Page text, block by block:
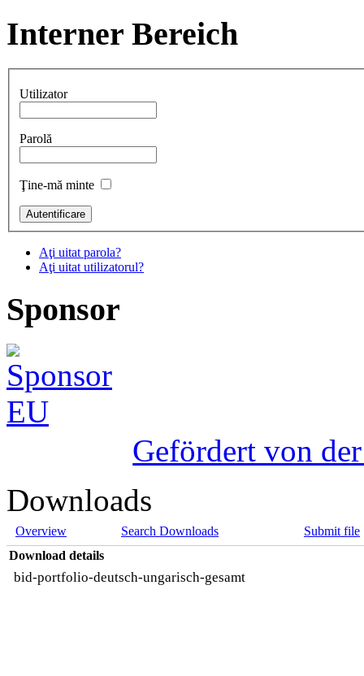
Interner Bereich
Utilizator
Parolă
Ţine-mă minte
Aţi uitat parola?
Aţi uitat utilizatorul?
Sponsor
Gefördert von
Downloads
Overview Search Downloads
Submit file
Download details
bid-portfolio-deutsch-ungarisch-gesamt